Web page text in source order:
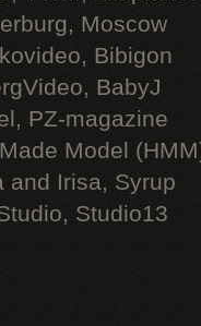
Moscow
Bibigon
BabyJ
PZ-magazine
Model
and Irisa, Syrup
Studio13